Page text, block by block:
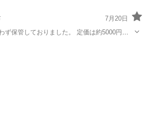
7月20日
ず保管しておりました。 定価は約5000円で